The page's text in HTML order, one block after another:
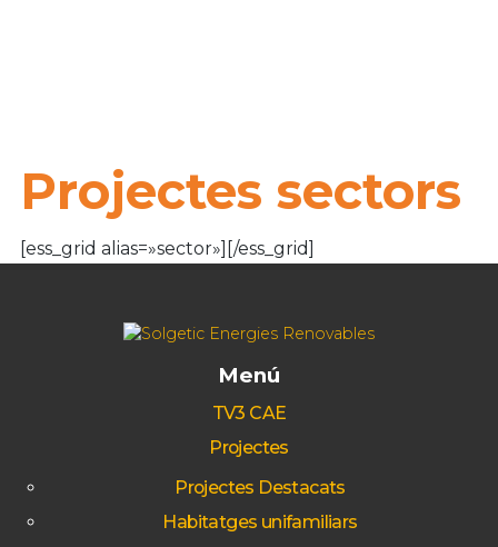
Projectes sectors
[ess_grid alias=»sector»][/ess_grid]
Menú
TV3 CAE
Projectes
Projectes Destacats
Habitatges unifamiliars